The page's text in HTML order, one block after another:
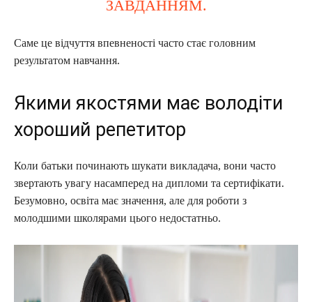
ЗАВДАННЯМ.
Саме це відчуття впевненості часто стає головним
результатом навчання.
Якими якостями має володіти
хороший репетитор
Коли батьки починають шукати викладача, вони часто
звертають увагу насамперед на дипломи та сертифікати.
Безумовно, освіта має значення, але для роботи з
молодшими школярами цього недостатньо.